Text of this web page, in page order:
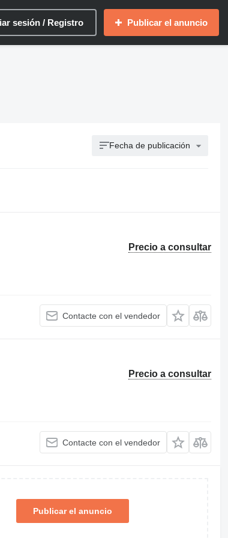
sesión / Registro Publicar el anuncio
Fecha de publicación
Precio a consultar
Contacte con el vendedor
Precio a consultar
Contacte con el vendedor
Publicar el anuncio